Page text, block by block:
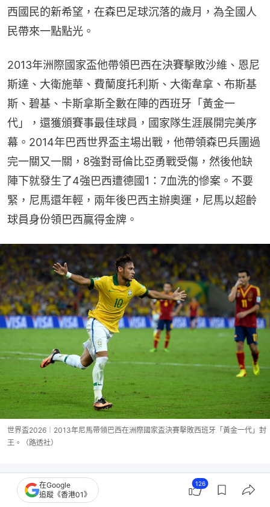
西國民的新希望，在森巴足球沉落的歲月，為全國人
民帶來一點點光。
2013年洲際國家盃他帶領巴西在決賽擊敗沙維、恩尼
斯達、大衛施華、費蘭度托利斯、大衛韋拿、布斯基
斯、碧基、卡斯拿斯全數在陣的西班牙「黃金一
代」，還獲頒賽事最佳球員，國家隊生涯展開完美序
幕。2014年巴西世界盃主場出戰，他帶領森巴兵團過
完一關又一關，8強對哥倫比亞勇戰受傷，然後他缺
陣下就發生了4強巴西遭德國1：7血洗的慘案。不要
緊，尼馬還年輕，兩年後巴西主辦奧運，尼馬以超齡
球員身份領巴西贏得金牌。
世界盃2026︱2013年尼馬帶領巴西在洲際國家盃決賽擊敗西班牙「黃金一代」封
王。（路透社）
在Google
追蹤《香港01》
126